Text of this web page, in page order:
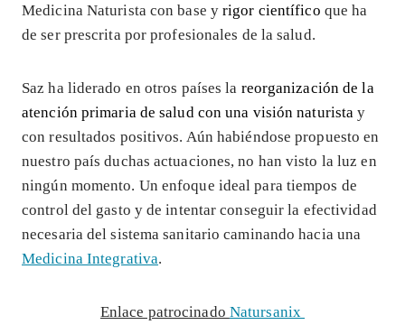
Medicina Naturista con base yrigor científico que ha
de ser prescrita por profesionales de la salud.
Saz ha liderado en otros países la reorganización de la
atención primaria de salud con una visión naturista y
con resultados positivos. Aún habiéndose propuesto en
nuestro país duchas actuaciones, no han visto la luz en
ningún momento. Un enfoque ideal para tiempos de
control del gasto y de intentar conseguir la efectividad
necesaria del sistema sanitario caminando hacia una
Medicina Integrativa.
Enlace patrocinado Natursanix